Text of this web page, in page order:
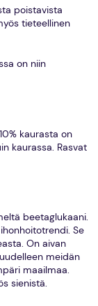
poistavista
tieteellinen
on niin
kaurasta on
kaurassa. Rasvat
beetaglukaani.
Se
On aivan
meidän
maailmaa.
sienistä.